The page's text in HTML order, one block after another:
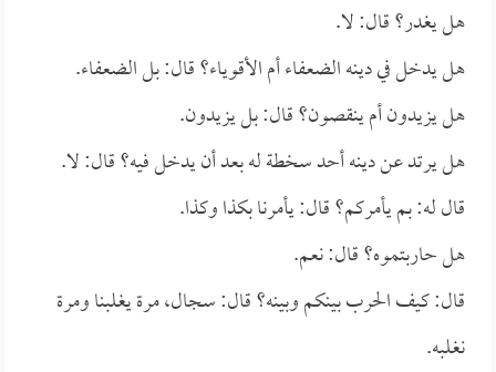
هل يغدر؟ قال: لا.
هل يدخل في دينه الضعفاء أم الأقوياء؟ قال: بل الضعفاء.
هل يزيدون أم ينقصون؟ قال: بل يزيدون.
هل يرتد عن دينه أحد سخطة له بعد أن يدخل فيه؟ قال: لا.
قال له: بم يأمركم؟ قال: يأمرنا بكذا وكذا.
هل حاربتموه؟ قال: نعم.
قال: كيف الحرب بينكم وبينه؟ قال: سجال، مرة يغلبنا ومرة
نغلبه.